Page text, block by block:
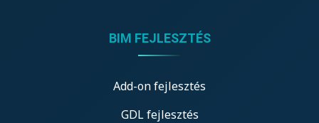
BIM FEJLESZTÉS
Add-on fejlesztés
GDL fejlesztés